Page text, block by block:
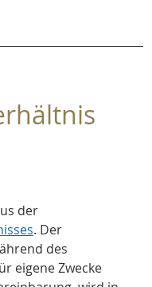
der
. Der
des
eigene Zwecke